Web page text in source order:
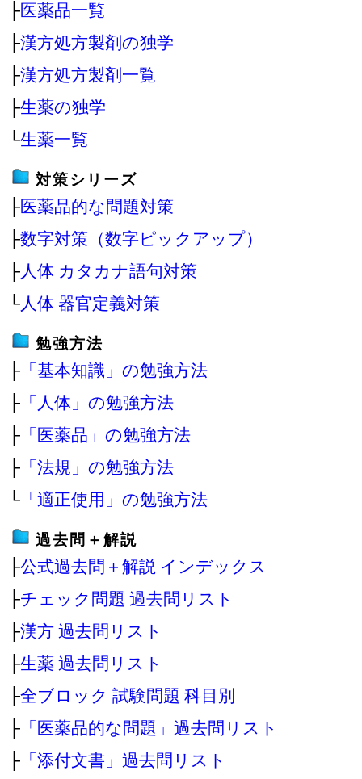
├医薬品一覧
├漢方処方製剤の独学
├漢方処方製剤一覧
├生薬の独学
└生薬一覧
対策シリーズ
├医薬品的な問題対策
├数字対策（数字ピックアップ）
├人体 カタカナ語句対策
└人体 器官定義対策
勉強方法
├ 「基本知識」の勉強方法
├ 「人体」の勉強方法
├ 「医薬品」の勉強方法
├ 「法規」の勉強方法
└ 「適正使用」の勉強方法
過去問＋解説
├公式過去問＋解説 インデックス
├チェック問題 過去問リスト
├漢方 過去問リスト
├生薬 過去問リスト
├全ブロック 試験問題 科目別
├ 「医薬品的な問題」過去問リスト
├ 「添付文書」過去問リスト